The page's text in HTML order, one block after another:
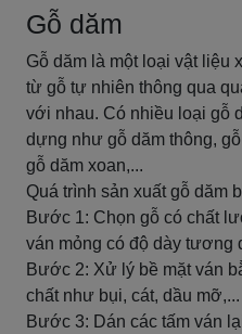
Gỗ dăm
Gỗ dăm là một loại vật liệu
từ gỗ tự nhiên thông qua
với nhau. Có nhiều loại gỗ
dựng như gỗ dăm thông,
gỗ dăm xoan,...
Quá trình sản xuất gỗ dăm
Bước 1: Chọn gỗ có chất
ván mỏng có độ dày tương
Bước 2: Xử lý bề mặt ván
chất như bụi, cát, dầu mỡ,...
Bước 3: Dán các tấm ván